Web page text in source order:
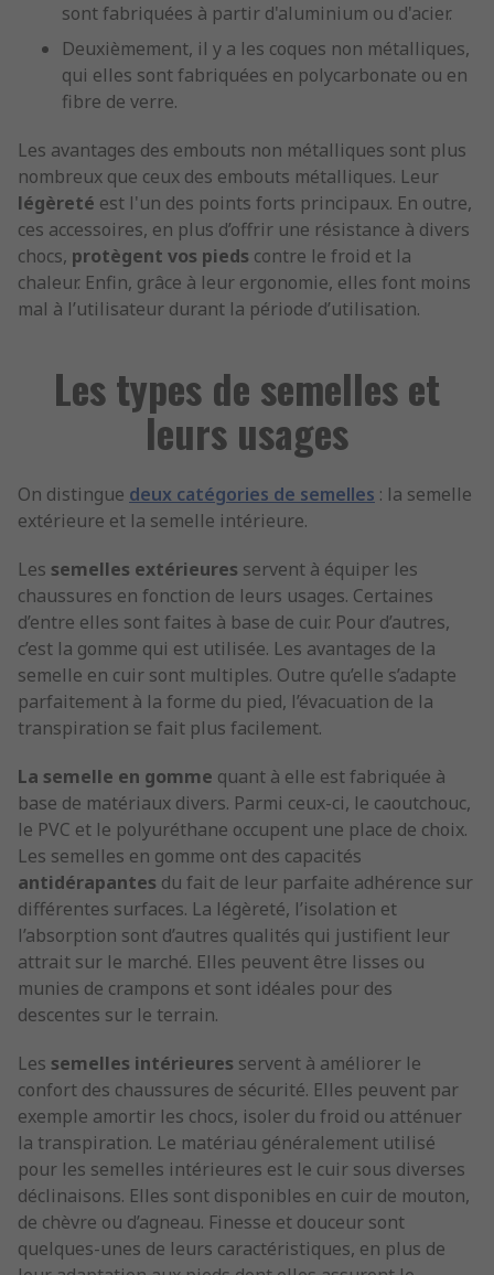
sont fabriquées à partir d'aluminium ou d'acier.
Deuxièmement, il y a les coques non métalliques,
qui elles sont fabriquées en polycarbonate ou en
fibre de verre.
Les avantages des embouts non métalliques sont plus
nombreux que ceux des embouts métalliques. Leur
légèreté est l'un des points forts principaux. En outre,
ces accessoires, en plus d’offrir une résistance à divers
chocs, protègent vos pieds contre le froid et la
chaleur. Enfin, grâce à leur ergonomie, elles font moins
mal à l’utilisateur durant la période d’utilisation.
Les types de semelles et
leurs usages
On distingue deux catégories de semelles : la semelle
extérieure et la semelle intérieure.
Les semelles extérieures servent à équiper les
chaussures en fonction de leurs usages. Certaines
d’entre elles sont faites à base de cuir. Pour d’autres,
c’est la gomme qui est utilisée. Les avantages de la
semelle en cuir sont multiples. Outre qu’elle s’adapte
parfaitement à la forme du pied, l’évacuation de la
transpiration se fait plus facilement.
La semelle en gomme quant à elle est fabriquée à
base de matériaux divers. Parmi ceux-ci, le caoutchouc,
le PVC et le polyuréthane occupent une place de choix.
Les semelles en gomme ont des capacités
antidérapantes du fait de leur parfaite adhérence sur
différentes surfaces. La légèreté, l’isolation et
l’absorption sont d’autres qualités qui justifient leur
attrait sur le marché. Elles peuvent être lisses ou
munies de crampons et sont idéales pour des
descentes sur le terrain.
Les semelles intérieures servent à améliorer le
confort des chaussures de sécurité. Elles peuvent par
exemple amortir les chocs, isoler du froid ou atténuer
la transpiration. Le matériau généralement utilisé
pour les semelles intérieures est le cuir sous diverses
déclinaisons. Elles sont disponibles en cuir de mouton,
de chèvre ou d’agneau. Finesse et douceur sont
quelques-unes de leurs caractéristiques, en plus de